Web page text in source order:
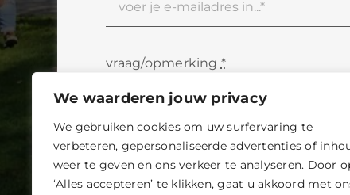
We waarderen jouw privacy
We gebruiken cookies om uw surfervaring te
verbeteren, gepersonaliseerde advertenties of
weer te geven en ons verkeer te analyseren. Door
‘Alles accepteren’ te klikken, gaat u akkoord met
vraag/opmerking *
Ja, ik ga akkoord met de
enprivacy statement